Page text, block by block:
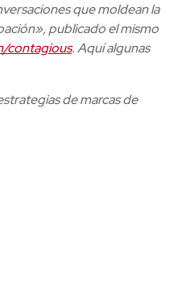
que moldean la
publicado el mismo
contagious. Aquí algunas
de marcas de